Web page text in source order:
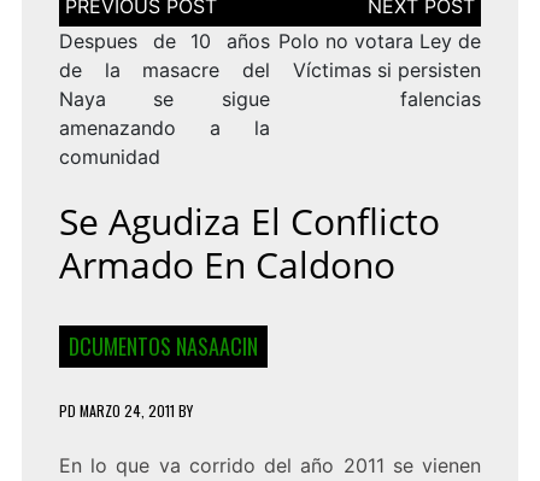
de
entradas
Despues de 10 años
de la masacre del
Naya se sigue
amenazando a la
comunidad
Polo no votara Ley de
Víctimas si persisten
falencias
Se Agudiza El Conflicto
Armado En Caldono
DCUMENTOS NASAACIN
PD MARZO 24, 2011 BY
En lo que va corrido del año 2011 se vienen